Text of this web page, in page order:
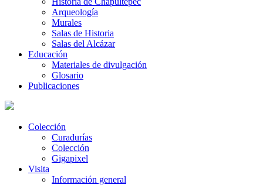
Arqueología
Murales
Salas de Historia
Salas del Alcázar
Educación
Materiales de divulgación
Glosario
Publicaciones
Colección
Curadurías
Colección
Gigapixel
Visita
Información general